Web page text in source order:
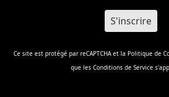
Ce site est protégé par reCAPTCHA et la Politique de
que les Conditions de Service